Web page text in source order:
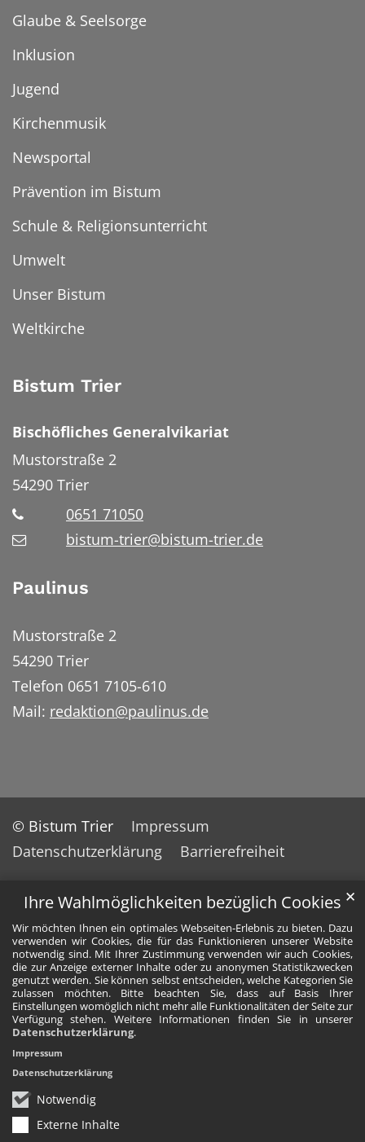
Ihre Wahlmöglichkeiten bezüglich Cookies
Wir möchten Ihnen ein optimales Webseiten-Erlebnis zu bieten. Dazu
verwenden wir Cookies, die für das Funktionieren unserer Website
notwendig sind. Mit Ihrer Zustimmung verwenden wir auch Cookies,
die zur Anzeige externer Inhalte oder zu anonymen Statistikzwecken
genutzt werden. Sie können selbst entscheiden, welche Kategorien Sie
zulassen möchten. Bitte beachten Sie, dass auf Basis Ihrer
Einstellungen womöglich nicht mehr alle Funktionalitäten der Seite zur
Verfügung stehen. Weitere Informationen finden Sie in unserer
Datenschutzerklärung.
Notwendig
Externe Inhalte
✕
Impressum
Datenschutzerklärung
Glaube & Seelsorge
Inklusion
Jugend
Kirchenmusik
Newsportal
Prävention im Bistum
Schule & Religionsunterricht
Umwelt
Unser Bistum
Weltkirche
Bistum Trier
Bischöfliches Generalvikariat
Mustorstraße 2
54290 Trier
0651 71050
bistum-trier@bistum-trier.de
Paulinus
Mustorstraße 2
54290 Trier
Telefon 0651 7105-610
Mail: redaktion@paulinus.de
© Bistum Trier
Impressum
Datenschutzerklärung
Barrierefreiheit